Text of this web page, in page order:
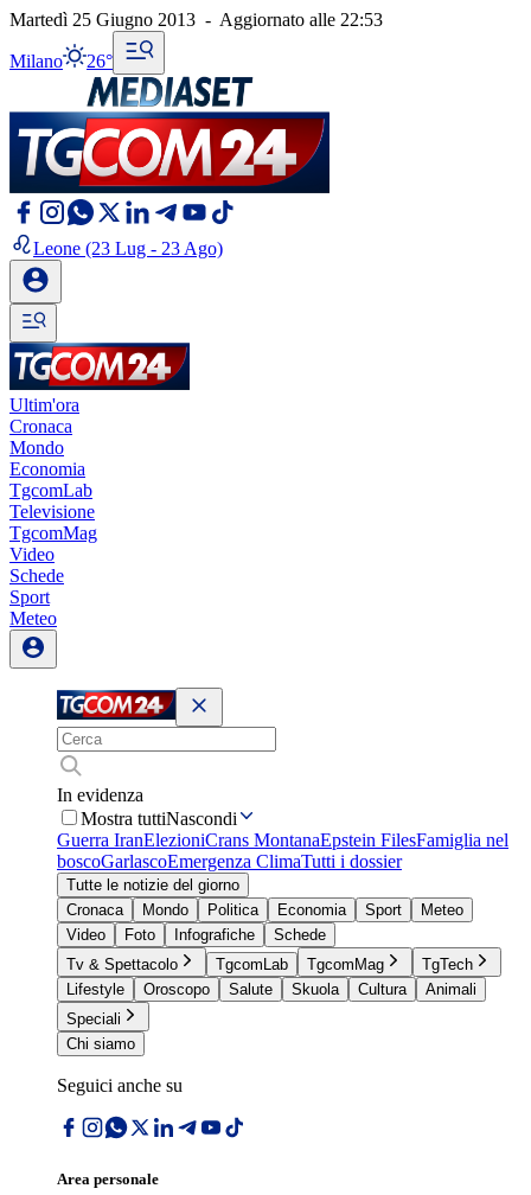
Martedì 25 Giugno 2013 - Aggiornato alle 22:53
Milano 26°
Leone (23 Lug - 23 Ago)
Ultim'ora
Cronaca
Mondo
Economia
TgcomLab
Televisione
TgcomMag
Video
Schede
Sport
Meteo
In evidenza
Mostra tuttiNascondi
Guerra IranElezioniCrans MontanaEpstein FilesFamiglia nel
boscoGarlascoEmergenza ClimaTutti i dossier
Tutte le notizie del giorno
Cronaca
Mondo Politica Economia Sport
Meteo
Video
Foto Infografiche
Schede
Tv & Spettacolo
TgcomLab TgcomMag
TgTech
Lifestyle
Oroscopo Salute Skuola Cultura
Animali
Speciali
Chi siamo
Seguici anche su
Area personale